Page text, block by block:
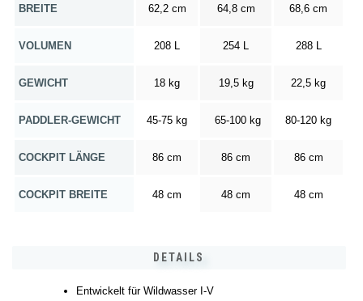
BREITE 62,2 cm 64,8 cm 68,6 cm
VOLUMEN 208 L 254 L 288 L
GEWICHT 18 kg 19,5 kg 22,5 kg
PADDLER-GEWICHT 45-75 kg 65-100 kg 80-120 kg
COCKPIT LÄNGE 86 cm 86 cm 86 cm
COCKPIT BREITE 48 cm 48 cm 48 cm
DETAILS
Entwickelt für Wildwasser I-V